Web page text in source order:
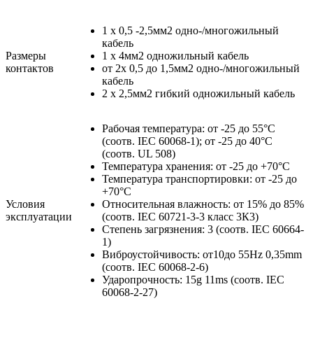
Размеры
контактов
1 x 0,5 -2,5мм2 одно-/многожильный
кабель
1 x 4мм2 одножильный кабель
от 2x 0,5 до 1,5мм2 одно-/многожильный
кабель
2 x 2,5мм2 гибкий одножильный кабель
Условия
эксплуатации
Рабочая температура: от -25 до 55°C
(соотв. IEC 60068-1); от -25 до 40°C
(соотв. UL 508)
Температура хранения: от -25 до +70°C
Температура транспортировки: от -25 до
+70°C
Относительная влажность: от 15% до 85%
(соотв. IEC 60721-3-3 класс 3К3)
Степень загрязнения: 3 (соотв. IEC 60664-
1)
Виброустойчивость: от10до 55Hz 0,35mm
(соотв. IEC 60068-2-6)
Ударопрочность: 15g 11ms (соотв. IEC
60068-2-27)